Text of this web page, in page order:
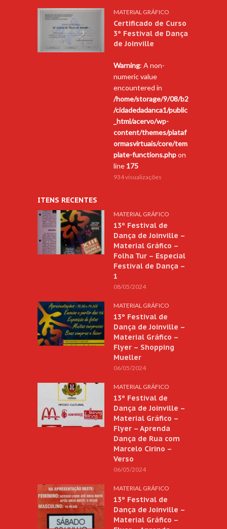
MATERIAL GRÁFICO
Certificado de Curso
3º Festival de Dança
de Joinville
Warning: A non-
numeric value
encountered in
/home/storage/9/08/b2
/cidadedadanca1/public
_html/acervo/wp-
content/themes/plataf
ormasvirtuais/core/tem
plate-functions.phpon
line 175
934 visualizações
ITENS RECENTES
MATERIAL GRÁFICO
13º Festival de
Dança de Joinville –
Material Gráfico –
Folha Tur – Especial
Festival de Dança –
1
08/05/2024
MATERIAL GRÁFICO
13º Festival de
Dança de Joinville –
Material Gráfico –
Flyer – Shopping
Mueller
06/05/2024
MATERIAL GRÁFICO
13º Festival de
Dança de Joinville –
Material Gráfico –
Flyer – Aprenda
Dança de Rua com
Marcelo Cirino –
Verso
06/05/2024
MATERIAL GRÁFICO
13º Festival de
Dança de Joinville –
Material Gráfico –